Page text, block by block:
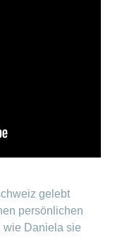
gelebt
persönlichen
wie Daniela sie